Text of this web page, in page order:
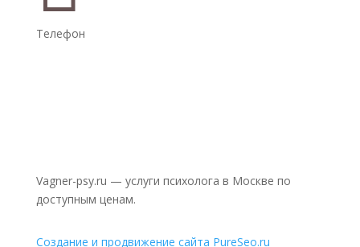
Телефон
Vagner-psy.ru — услуги психолога в Москве по
доступным ценам.
Создание и продвижение сайта PureSeo.ru